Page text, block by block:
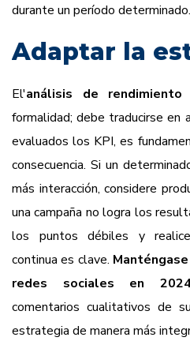
durante un período determinado.
Adaptar la
El'análisis de rendimiento
formalidad; debe traducirse en
evaluados los KPI, es
consecuencia. Si un
más interacción, considere
una campaña no logra los
los puntos débiles y
continua es clave.
redes sociales en
comentarios cualitativos de
estrategia de manera más